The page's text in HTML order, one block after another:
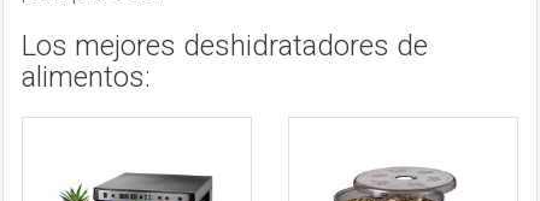
Los mejores deshidratadores de
alimentos: